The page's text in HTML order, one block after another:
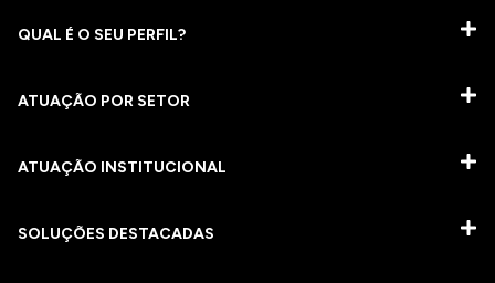
QUAL É O SEU PERFIL?
ATUAÇÃO POR SETOR
ATUAÇÃO INSTITUCIONAL
SOLUÇÕES DESTACADAS